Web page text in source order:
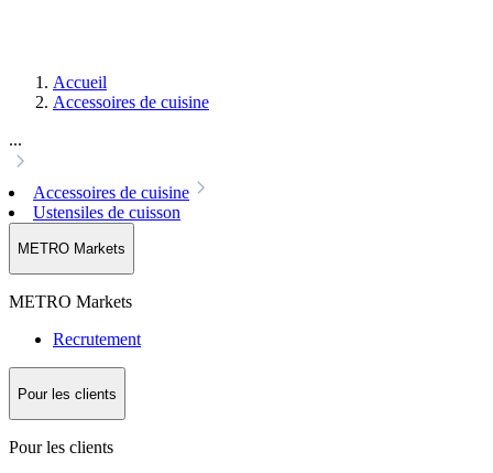
Accueil
Accessoires de cuisine
...
Accessoires de cuisine
Ustensiles de cuisson
METRO Markets
METRO Markets
Recrutement
Pour les clients
Pour les clients